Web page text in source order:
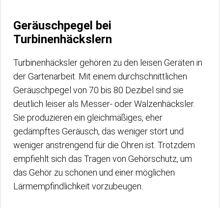
Geräuschpegel bei
Turbinenhäckslern
Turbinenhäcksler gehören zu den leisen Geräten in
der Gartenarbeit. Mit einem durchschnittlichen
Geräuschpegel von 70 bis 80 Dezibel sind sie
deutlich leiser als Messer- oder Walzenhäcksler.
Sie produzieren ein gleichmäßiges, eher
gedämpftes Geräusch, das weniger stört und
weniger anstrengend für die Ohren ist. Trotzdem
empfiehlt sich das Tragen von Gehörschutz, um
das Gehör zu schonen und einer möglichen
Lärmempfindlichkeit vorzubeugen.